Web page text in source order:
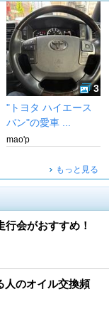
3
"トヨタ ハイエース
バン"の愛車 ...
mao'p
もっと見る
会がおすすめ！
のオイル交換頻